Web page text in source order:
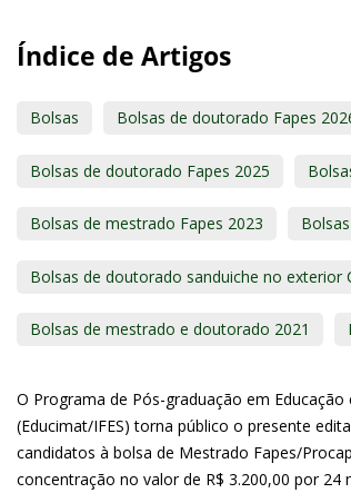
Índice de Artigos
Bolsas Bolsas de doutorado Fapes
Bolsas de doutorado Fapes 2025
Bolsas de mestrado Fapes 2023
Bolsas de doutorado sanduiche no exterior
Bolsas de mestrado e doutorado 2021
O Programa de Pós-graduação em
(Educimat/IFES) torna público o presente
candidatos à bolsa de Mestrado Fapes/
concentração no valor de R$ 3.200,00 por